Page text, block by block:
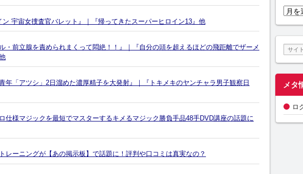
ン 宇宙女捜査官バレット』｜『帰ってきたスーパーヒロイン13』他
・前立腺を責められまくって悶絶！！』｜『自分の頭を超えるほどの飛距離でザーメ
年「アツシ」2日溜めた濃厚精子を大発射』｜『トキメキのヤンチャラ男子観察日
仕様マジックを最短でマスターするキメるマジック勝負手品48手DVD講座の話題に
レーニングが【あの掲示板】で話題に！評判や口コミは真実なの？
ア
イ
ブ
メタ
ロ